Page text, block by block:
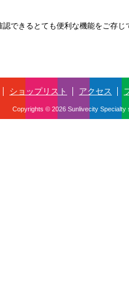
できるとても便利な機能をご存じ
ショップリスト アクセス
Copyrights © 2026 Sunlivecity Specialty